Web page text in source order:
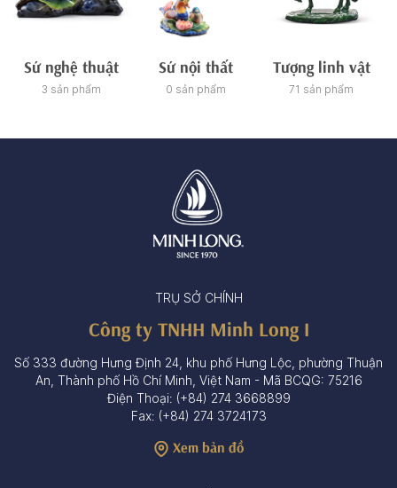
Sứ nghệ thuật
3 sản phẩm
Sứ nội thất
0 sản phẩm
Tượng linh vật
71 sản phẩm
TRỤ SỞ CHÍNH
Công ty TNHH Minh Long I
Số 333 đường Hưng Định 24, khu phố Hưng Lộc, phường Thuận
An, Thành phố Hồ Chí Minh, Việt Nam - Mã BCQG: 75216
Điện Thoại: (+84) 274 3668899
Fax: (+84) 274 3724173
Xem bản đồ